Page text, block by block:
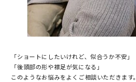
「ショートにしたいけれど、似合うか不安」
「後頭部の形や襟足が気になる」
このようなお悩みをよくご相談いただきます。